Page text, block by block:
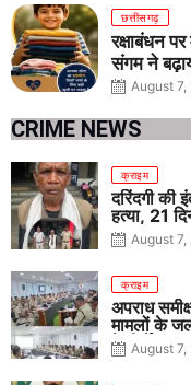
छत्तीसगढ़
रक्षाबंधन
संगम ने
August
CRIME NEWS
क्राइम
दरिंदगी की
हत्या, 21
August
क्राइम
अपराध
मामलों के
के निर्देश
August